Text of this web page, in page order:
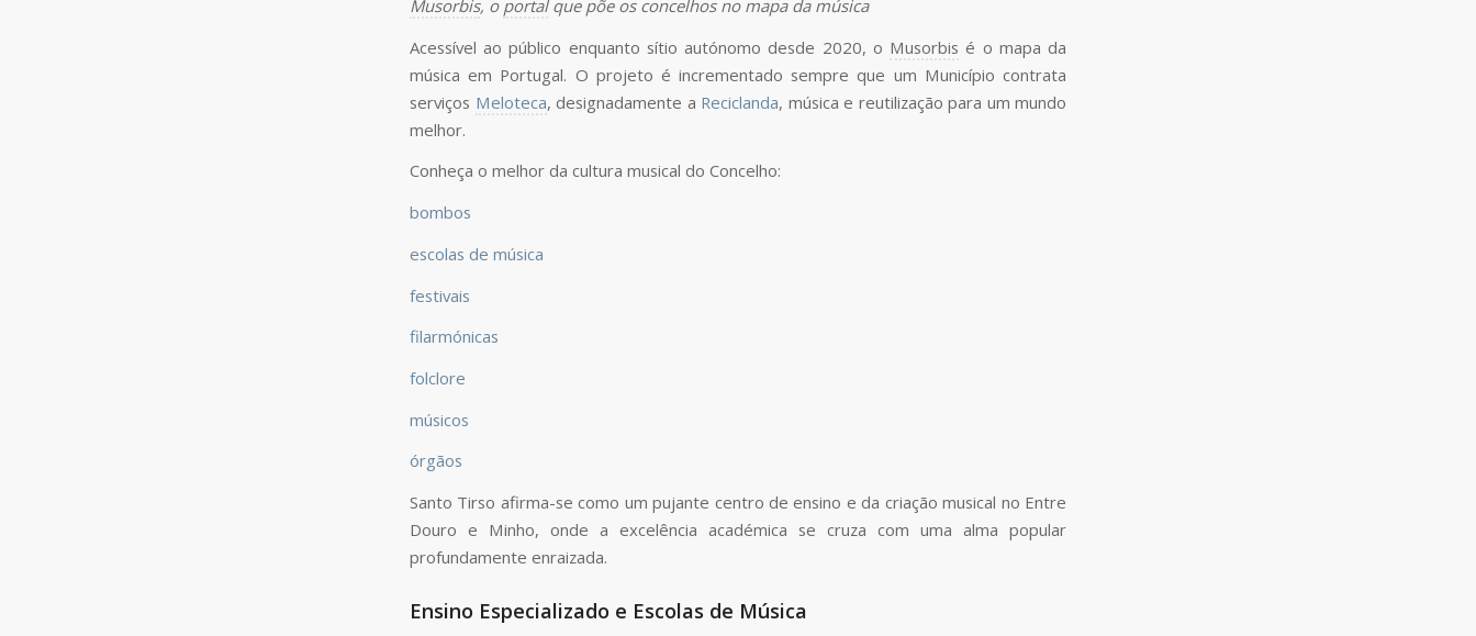
Musorbis, o portalque põe os concelhos no mapa da música
Acessível ao público enquanto sítio autónomo desde 2020, o Musorbis é o mapa da
música em Portugal. O projeto é incrementado sempre que um Município contrata
serviços Meloteca, designadamente a Reciclanda, música e reutilização para um mundo
melhor.
Conheça o melhor da cultura musical do Concelho:
bombos
escolas de música
festivais
filarmónicas
folclore
músicos
órgãos
Santo Tirso afirma-se como um pujante centro de ensino e da criação musical no Entre
Douro e Minho, onde a excelência académica se cruza com uma alma popular
profundamente enraizada.
Ensino Especializado e Escolas de Música